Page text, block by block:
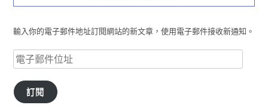
輸入你的電子郵件地址訂閱網站的新文章，使用電子郵件接收新通知。
訂閱